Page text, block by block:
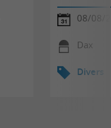
08/08/
Dax
Divers